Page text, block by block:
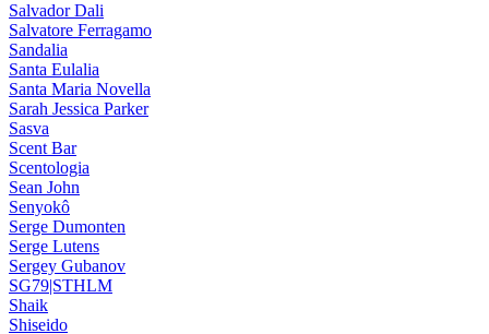
Salvador Dali
Salvatore Ferragamo
Sandalia
Santa Eulalia
Santa Maria Novella
Sarah Jessica Parker
Sasva
Scent Bar
Scentologia
Sean John
Senyokô
Serge Dumonten
Serge Lutens
Sergey Gubanov
SG79|STHLM
Shaik
Shiseido